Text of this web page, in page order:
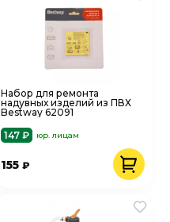
Набор для ремонта
надувных изделий из ПВХ
Bestway 62091
147 ₽
юр. лицам
155₽